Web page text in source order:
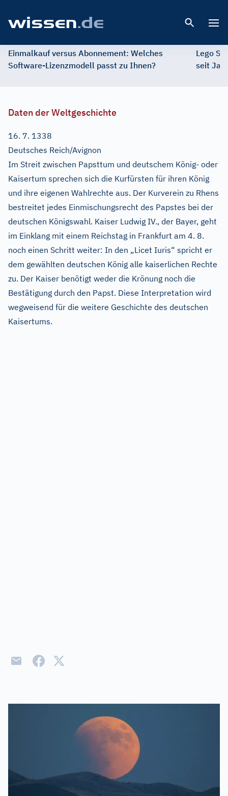
Einmalkauf versus Abonnement: Welches
Software-Lizenzmodell passt zu Ihnen?
Lego
seit
Daten der Weltgeschichte
16. 7. 1338
Deutsches Reich/Avignon
Im Streit zwischen Papsttum und deutschem König- oder
Kaisertum sprechen sich die Kurfürsten für ihren König
und ihre eigenen Wahlrechte aus. Der Kurverein zu Rhens
bestreitet jedes Einmischungsrecht des Papstes bei der
deutschen Königswahl. Kaiser Ludwig IV., der Bayer, geht
im Einklang mit einem Reichstag in Frankfurt am 4. 8.
noch einen Schritt weiter: In den „Licet Iuris“ spricht er
dem gewählten deutschen König alle kaiserlichen Rechte
zu. Der Kaiser benötigt weder die Krönung noch die
Bestätigung durch den Papst. Diese Interpretation wird
wegweisend für die weitere Geschichte des deutschen
Kaisertums.